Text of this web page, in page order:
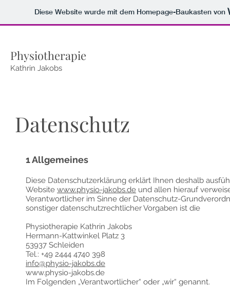
Diese Website wurde mit dem Homepage-Baukasten von
Physiotherapie
Kathrin Jakobs
Datenschutz
1 Allgemeines
Diese Datenschutzerklärung erklärt Ihnen deshalb
Website www.physio-jakobs.de und allen hierauf
Verantwortlicher im Sinne der Datenschutz-
sonstiger datenschutzrechtlicher Vorgaben ist die
Physiotherapie Kathrin Jakobs
Hermann-Kattwinkel Platz 3
53937 Schleiden
Tel.: +49 2444 4740 398
info@physio-jakobs.de
www.physio-jakobs.de
Im Folgenden „Verantwortlicher“ oder „wir“ genannt.